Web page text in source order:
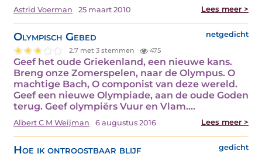
Astrid Voerman 25 maart 2010 Lees meer >
Olympisch Gebed netgedicht
2.7 met 3 stemmen 475
Geef het oude Griekenland, een nieuwe kans.
Breng onze Zomerspelen, naar de Olympus. O
machtige Bach, O componist van deze wereld.
Geef een nieuwe Olympiade, aan de oude Goden
terug. Geef olympiërs Vuur en Vlam.…
Albert C M Weijman 6 augustus 2016 Lees meer >
Hoe ik ontroostbaar blijf gedicht